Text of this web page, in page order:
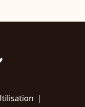
|